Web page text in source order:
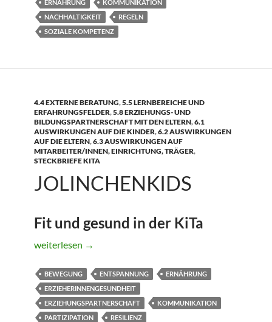
ERNÄHRUNG
KOMMUNIKATION
NACHHALTIGKEIT
REGELN
SOZIALE KOMPETENZ
4.4 EXTERNE BERATUNG,5.5 LERNBEREICHE UND
ERFAHRUNGSFELDER,5.8 ERZIEHUNGS- UND
BILDUNGSPARTNERSCHAFT MIT DEN ELTERN,6.1
AUSWIRKUNGEN AUF DIE KINDER,6.2 AUSWIRKUNGEN
AUF DIE ELTERN,6.3 AUSWIRKUNGEN AUF
MITARBEITER/INNEN, EINRICHTUNG, TRÄGER,
STECKBRIEFE KITA
JOLINCHENKIDS
Fit und gesund in der KiTa
JolinchenKids
weiterlesen →
BEWEGUNG ENTSPANNUNG
ERNÄHRUNG
ERZIEHERINNENGESUNDHEIT
ERZIEHUNGSPARTNERSCHAFT
KOMMUNIKATION
PARTIZIPATION
RESILIENZ